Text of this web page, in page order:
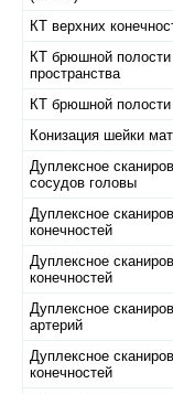
КТ верхних
КТ брюшной
пространства
КТ брюшной полости
Конизация шейки
Дуплексное
сосудов головы
Дуплексное
конечностей
Дуплексное
конечностей
Дуплексное
артерий
Дуплексное
конечностей